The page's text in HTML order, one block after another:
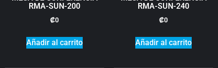
RMA-SUN-200
₡0
Añadir al carrito
RMA-SUN-240
₡0
Añadir al carrito